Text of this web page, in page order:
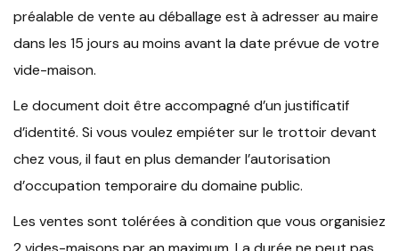
préalable de vente au déballage est à adresser au maire
dans les 15 jours au moins avant la date prévue de votre
vide-maison.
Le document doit être accompagné d’un justificatif
d’identité. Si vous voulez empiéter sur le trottoir devant
chez vous, il faut en plus demander l’autorisation
d’occupation temporaire du domaine public.
Les ventes sont tolérées à condition que vous organisiez